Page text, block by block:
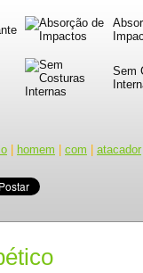
Sem
homem com atacador